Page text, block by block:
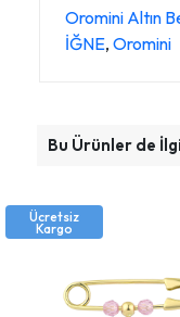
Oromini Altın
İĞNE, Oromini
Bu Ürünler de
Ücretsiz
Kargo